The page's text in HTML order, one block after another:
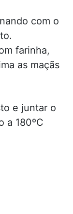
com o
farinha,
as maçãs
e juntar o
a 180ºC